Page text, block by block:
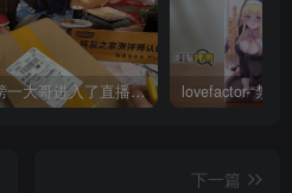
榜一大哥进入了直播间！DID主播在线评测——（4星推荐）[db:副标题]
下一篇